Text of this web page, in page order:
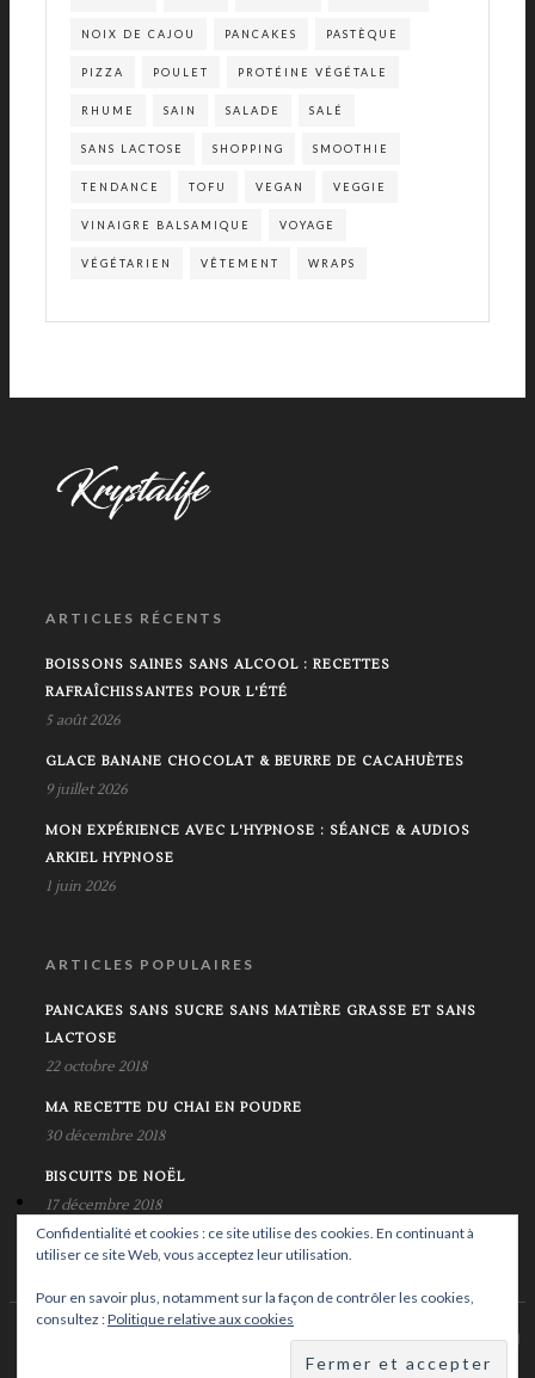
NOIX DE CAJOU PANCAKES PASTÈQUE
PIZZA POULET PROTÉINE VÉGÉTALE
RHUME SAIN SALADE SALÉ
SANS LACTOSE SHOPPING SMOOTHIE
TENDANCE TOFU VEGAN VEGGIE
VINAIGRE BALSAMIQUE VOYAGE
VÉGÉTARIEN VÊTEMENT WRAPS
ARTICLES RÉCENTS
BOISSONS SAINES SANS ALCOOL : RECETTES
RAFRAÎCHISSANTES POUR L'ÉTÉ
5 août 2026
GLACE BANANE CHOCOLAT & BEURRE DE CACAHUÈTES
9 juillet 2026
MON EXPÉRIENCE AVEC L'HYPNOSE : SÉANCE & AUDIOS
ARKIEL HYPNOSE
1 juin 2026
ARTICLES POPULAIRES
PANCAKES SANS SUCRE SANS MATIÈRE GRASSE ET SANS
LACTOSE
22 octobre 2018
MA RECETTE DU CHAI EN POUDRE
30 décembre 2018
BISCUITS DE NOËL
17 décembre 2018
Confidentialité et cookies : ce site utilise des cookies. En continuant à
utiliser ce site Web, vous acceptez leur utilisation.
Pour en savoir plus, notamment sur la façon de contrôler les cookies,
consultez :Politique relative aux cookies